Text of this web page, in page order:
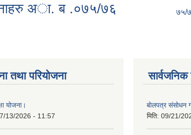
अा. ब .०७५/७६ ७५/
तथा परियोजना
योजना।
13/2026 - 11:57
बाेलपत्र संसाेधन
मिति: 09/21/